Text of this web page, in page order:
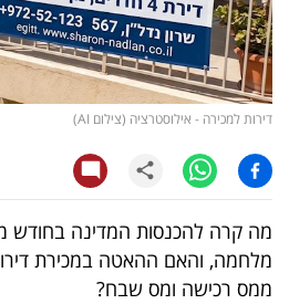
עסקית
קריפטו
ויראלי
טלוויזיה
עסקי
ספורט
דירות למכירה - אילוסטרציה (צילום AI)
מה קרה להכנסות המדינה בחודש
מלחמה, והאם ההאטה במכירת
ממס רכישה ומס שבח?